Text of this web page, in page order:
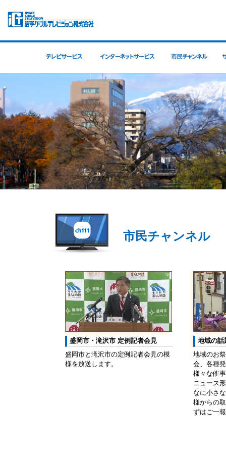
市民チャンネル
盛岡市・滝沢市 定例記者会見
盛岡市と滝沢市の定例記者会見の模
様を放送します。
地域の話
地域のお
会、各種
様々な催
ニュース
なに小さ
様からの
ずはご一